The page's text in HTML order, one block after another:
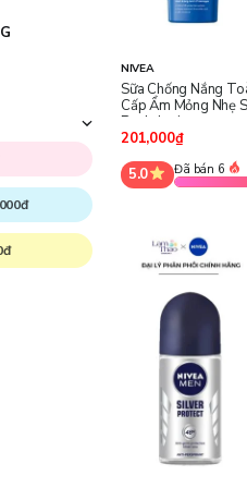
NIVEA
Sữa Chống Nắng
Cấp Ẩm Mỏng Nhẹ
Body Lotion
201,000₫
5.0
Đã bán 6